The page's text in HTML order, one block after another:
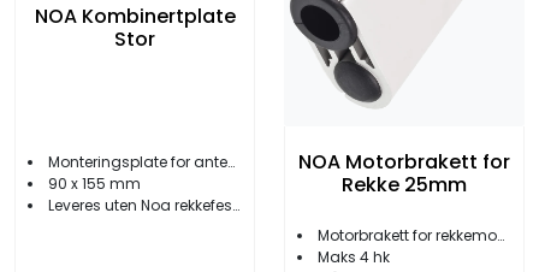
NOA Kombinertplate
Stor
Monteringsplate for antenner/lanterner etc.
90 x 155 mm
Leveres uten Noa rekkefeste
NOA Motorbrakett for
Rekke 25mm
Motorbrakett for rekkemontering
Maks 4 hk